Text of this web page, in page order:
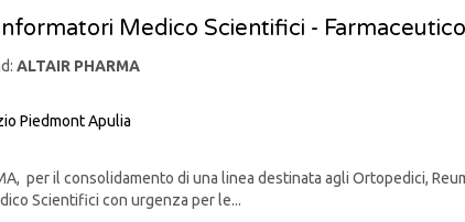
Medico Scientifici -
ALTAIR PHARMA
PiedmontApulia
per il consolidamento di una linea destinata agli Ortopedici,
Scientifici con urgenza per le...